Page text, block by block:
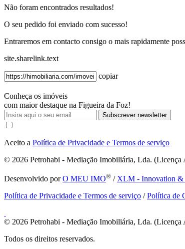
Não foram encontrados resultados!
O seu pedido foi enviado com sucesso!
Entraremos em contacto consigo o mais rapidamente
site.sharelink.text
copiar
Conheça os imóveis
com maior destaque na Figueira da Foz!
Subscrever newsletter
Aceito a Política de Privacidade e Termos de serviço
© 2026 Petrohabi - Mediação Imobiliária, Lda. (Licença
Desenvolvido porO MEU IMO® / XLM - Innovation &
Política de Privacidade e Termos de serviço /Política de
© 2026 Petrohabi - Mediação Imobiliária, Lda. (Licença
Todos os direitos reservados.